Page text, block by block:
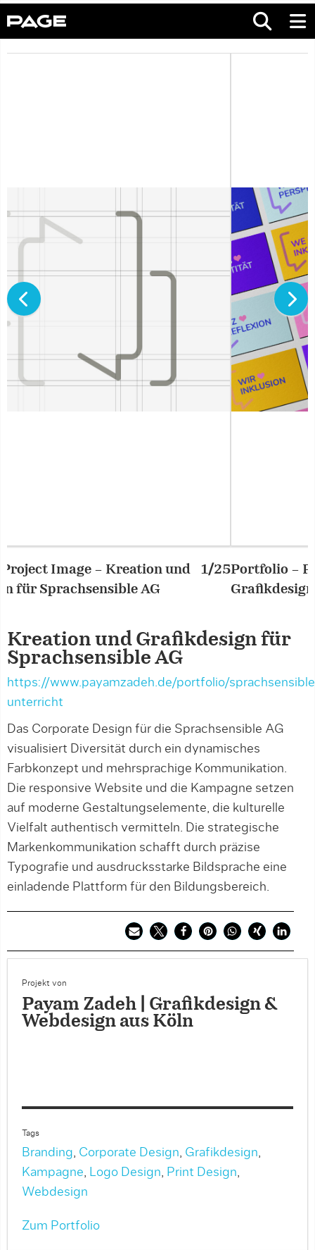
und
1/25Portfolio – Project Image – Kreation
Grafikdesign für Sprachsensible AG
Kreation und Grafikdesign für
Sprachsensible AG
https://www.payamzadeh.de/portfolio/
unterricht
Das Corporate Design für die Sprachsensible AG
visualisiert Diversität durch ein dynamisches
Farbkonzept und mehrsprachige Kommunikation.
Die responsive Website und die Kampagne setzen
auf moderne Gestaltungselemente, die kulturelle
Vielfalt authentisch vermitteln. Die strategische
Markenkommunikation schafft durch präzise
Typografie und ausdrucksstarke Bildsprache eine
einladende Plattform für den Bildungsbereich.
Projekt von
Payam Zadeh | Grafikdesign &
Webdesign aus Köln
Tags
Branding, Corporate Design, Grafikdesign,
Kampagne, Logo Design, Print Design,
Webdesign
Zum Portfolio